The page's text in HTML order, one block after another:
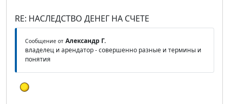
RE: НАСЛЕДСТВО ДЕНЕГ НА СЧЕТЕ
Сообщение от Александр Г.
владелец и арендатор - совершенно разные и термины и
понятия